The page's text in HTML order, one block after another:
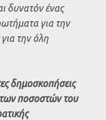
δυνατόν ένας
για την
την όλη
δημοσκοπήσεις
των ποσοστών του